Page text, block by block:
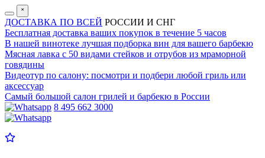
˟
ДОСТАВКА ПО ВСЕЙ РОССИИ И СНГ
Бесплатная доставка ваших покупок в течение 5 часов
В нашей винотеке лучшая подборка вин для вашего барбекю
Мясная лавка с 50 видами стейков и отрубов из мраморной
говядины
Видеотур по салону: посмотри и подбери любой гриль или
аксессуар
Самый большой салон грилей и барбекю в России
8 495 662 3000